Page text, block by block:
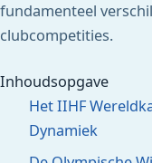
fundamenteel
clubcompetities.
Inhoudsopgave
Het IIHF
Dynamiek